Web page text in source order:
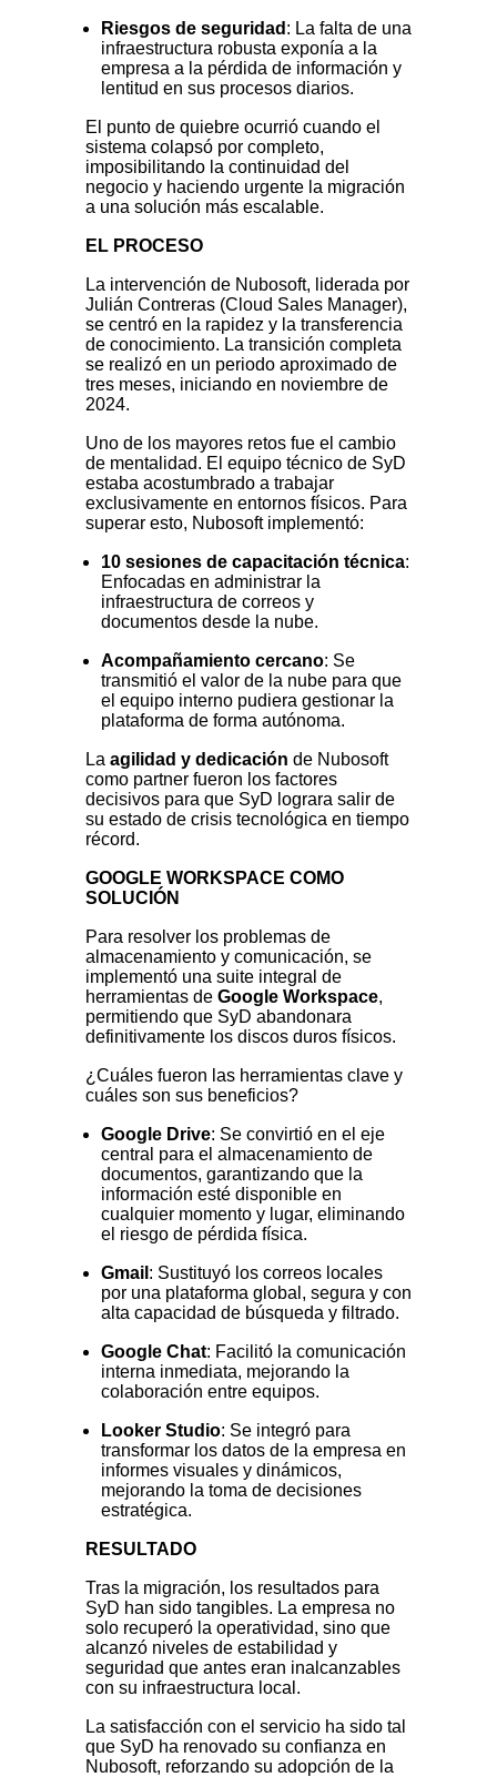
Riesgos de seguridad : La falta de una
infraestructura robusta exponía a la
empresa a la pérdida de información y
lentitud en sus procesos diarios.
El punto de quiebre ocurrió cuando el
sistema colapsó por completo,
imposibilitando la continuidad del
negocio y haciendo urgente la migración
a una solución más escalable.
EL PROCESO
La intervención de Nubosoft, liderada por
Julián Contreras (Cloud Sales Manager),
se centró en la rapidez y la transferencia
de conocimiento. La transición completa
se realizó en un periodo aproximado de
tres meses, iniciando en noviembre de
2024.
Uno de los mayores retos fue el cambio
de mentalidad. El equipo técnico de SyD
estaba acostumbrado a trabajar
exclusivamente en entornos físicos. Para
superar esto, Nubosoft implementó:
10 sesiones de capacitación técnica:
Enfocadas en administrar la
infraestructura de correos y
documentos desde la nube.
Acompañamiento cercano: Se
transmitió el valor de la nube para que
el equipo interno pudiera gestionar la
plataforma de forma autónoma.
La agilidad y dedicación de Nubosoft
como partner fueron los factores
decisivos para que SyD lograra salir de
su estado de crisis tecnológica en tiempo
récord.
GOOGLE WORKSPACE COMO
SOLUCIÓN
Para resolver los problemas de
almacenamiento y comunicación, se
implementó una suite integral de
herramientas de Google Workspace,
permitiendo que SyD abandonara
definitivamente los discos duros físicos.
¿Cuáles fueron las herramientas clave y
cuáles son sus beneficios?
Google Drive: Se convirtió en el eje
central para el almacenamiento de
documentos, garantizando que la
información esté disponible en
cualquier momento y lugar, eliminando
el riesgo de pérdida física.
Gmail : Sustituyó los correos locales
por una plataforma global, segura y con
alta capacidad de búsqueda y filtrado.
Google Chat: Facilitó la comunicación
interna inmediata, mejorando la
colaboración entre equipos.
Looker Studio: Se integró para
transformar los datos de la empresa en
informes visuales y dinámicos,
mejorando la toma de decisiones
estratégica.
RESULTADO
Tras la migración, los resultados para
SyD han sido tangibles. La empresa no
solo recuperó la operatividad, sino que
alcanzó niveles de estabilidad y
seguridad que antes eran inalcanzables
con su infraestructura local.
La satisfacción con el servicio ha sido tal
que SyD ha renovado su confianza en
Nubosoft, reforzando su adopción de la